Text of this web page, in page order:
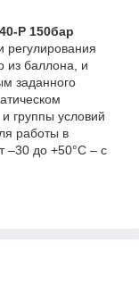
Р 150бар
регулирования
из баллона, и
заданного
группы условий
работы в
–30 до +50°С – с